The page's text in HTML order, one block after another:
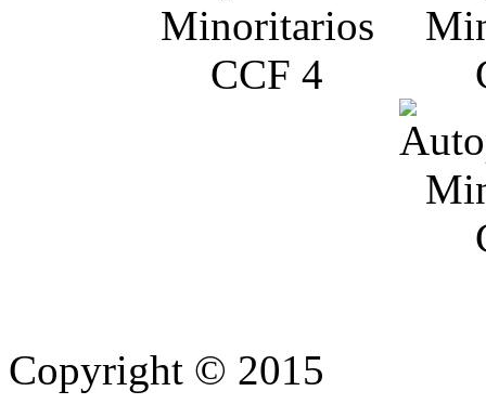
Copyright © 2015